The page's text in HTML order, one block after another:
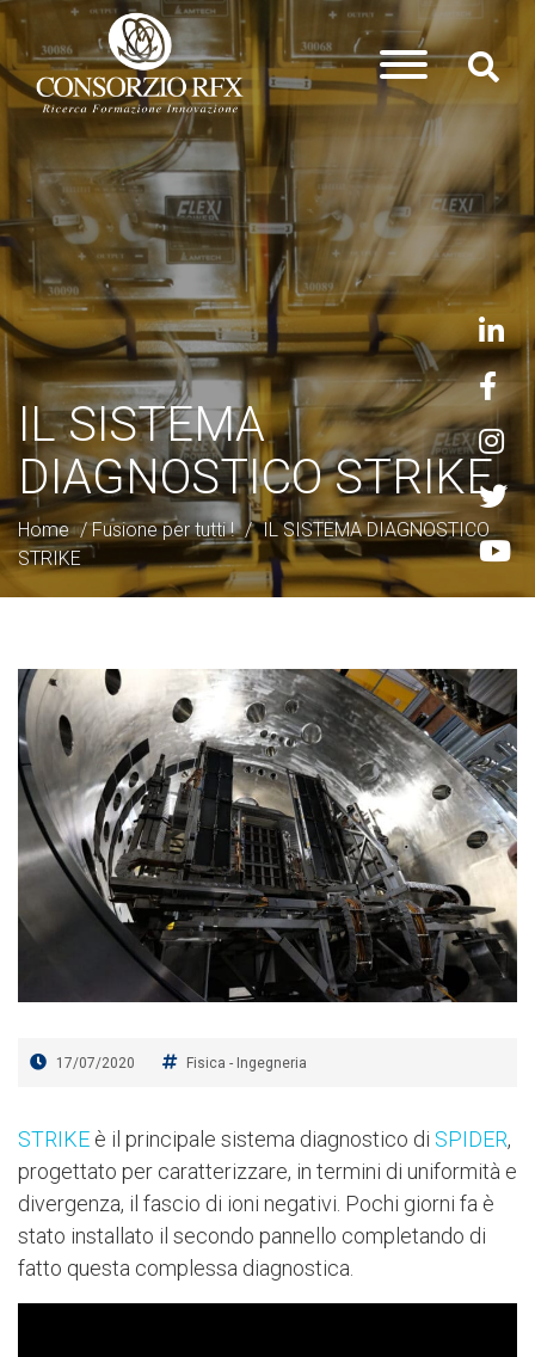
IL SISTEMA
DIAGNOSTICO STRIKE
Home /Fusione per tutti ! / IL SISTEMA DIAGNOSTICO
STRIKE
17/07/2020 Fisica - Ingegneria
STRIKE è il principale sistema diagnostico di SPIDER,
progettato per caratterizzare, in termini di uniformità e
divergenza, il fascio di ioni negativi. Pochi giorni fa è
stato installato il secondo pannello completando di
fatto questa complessa diagnostica.